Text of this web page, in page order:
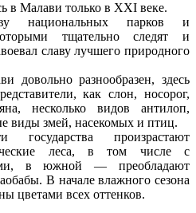
в Малави только в XXI веке.
национальных парков и
тщательно следят и
славу лучшего природного
довольно разнообразен, здесь
как слон, носорог,
несколько видов антилоп,
виды змей, насекомых и птиц.
произрастают
леса, в том числе с
в южной — преобладают
В начале влажного сезона
цветами всех оттенков.